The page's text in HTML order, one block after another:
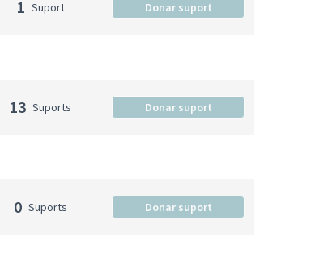
1 Suport Donar suport
13 Suports Donar suport
0 Suports Donar suport